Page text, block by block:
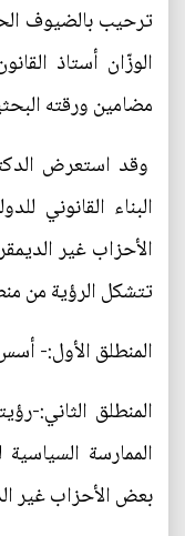
ترحيب بالضيوف
الوزّان أستاذ
مضامين ورقته
وقد استعرض
البناء القانوني
الأحزاب غير
تتشكل الرؤية من
المنطلق الأول:-
المنطلق الثاني:-
الممارسة
بعض الأحزاب غير